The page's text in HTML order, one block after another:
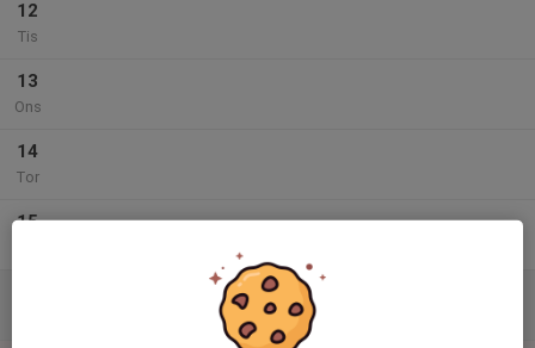
12
Tis
13
Ons
14
Tor
15